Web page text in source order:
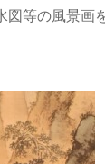
等の風景画